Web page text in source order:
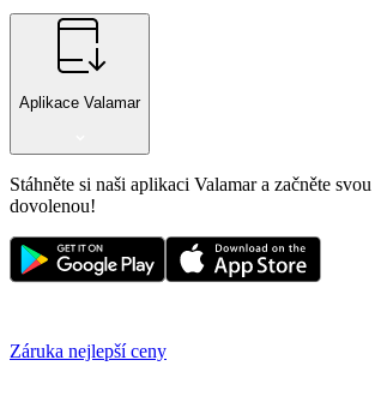
Aplikace Valamar
Stáhněte si naši aplikaci Valamar a začněte
dovolenou!
Záruka nejlepší ceny